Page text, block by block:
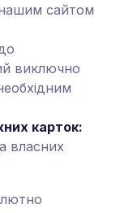
сайтом
виключно
карток:
власних